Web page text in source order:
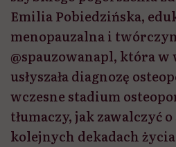
Emilia Pobiedzińska,
menopauzalna i
@spauzowanapl, która w
usłyszała diagnozę
wczesne stadium
tłumaczy, jak zawalczyć
kolejnych dekadach